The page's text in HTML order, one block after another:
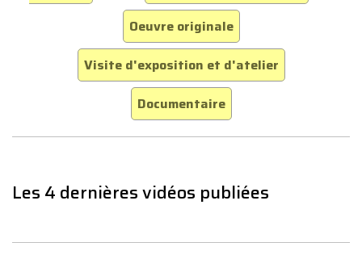
Oeuvre originale
Visite d'exposition et d'atelier
Documentaire
Les 4 dernières vidéos publiées